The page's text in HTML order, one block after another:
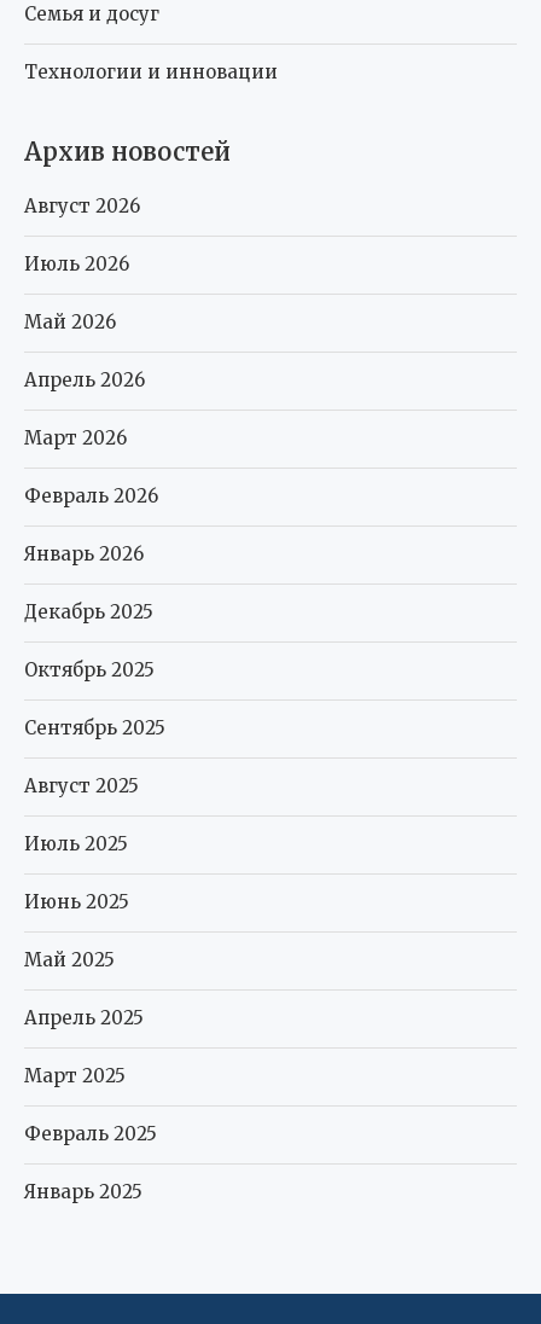
Семья и досуг
Технологии и инновации
Архив новостей
Август 2026
Июль 2026
Май 2026
Апрель 2026
Март 2026
Февраль 2026
Январь 2026
Декабрь 2025
Октябрь 2025
Сентябрь 2025
Август 2025
Июль 2025
Июнь 2025
Май 2025
Апрель 2025
Март 2025
Февраль 2025
Январь 2025